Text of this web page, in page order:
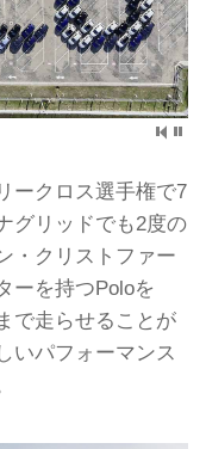
ークロス選手権で7
グリッドでも2度の
・クリストファー
ーを持つPoloを
で走らせることが
いパフォーマンス